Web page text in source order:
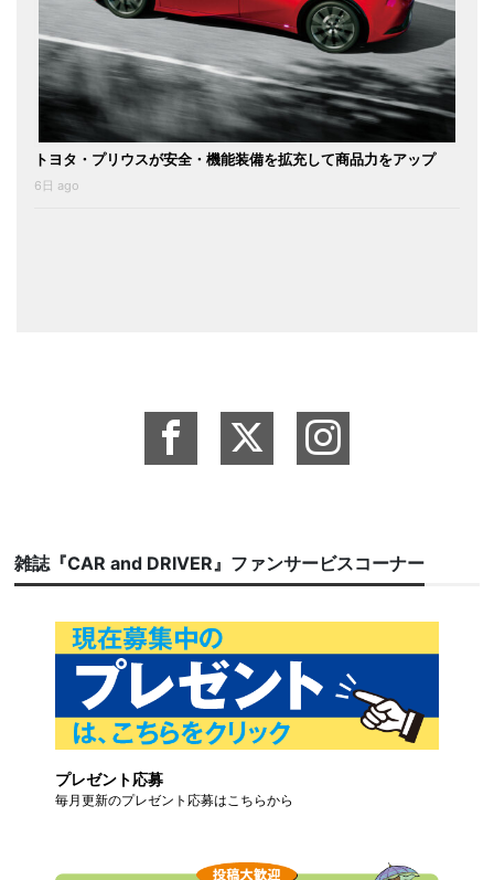
トヨタ・プリウスが安全・機能装備を拡充して商品力をアップ
6日 ago
雑誌『CAR and DRIVER』ファンサービスコーナー
プレゼント応募
毎月更新のプレゼント応募はこちらから